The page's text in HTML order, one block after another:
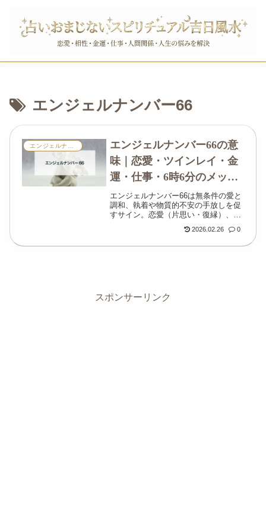
エンジェルナンバー66
エンジェルナンバー
エンジェルナンバー66の意
味｜恋愛・ツインレイ・金
運・仕事・6時6分のメッセ
ージ
エンジェルナンバー66は無条件の愛と
調和、執着や物質的不安の手放しを促
すサイン。恋愛（片思い・復縁）、ツ
事、車のナンバー66や6時6分を見る意
2026.02.26 0
スポンサーリンク